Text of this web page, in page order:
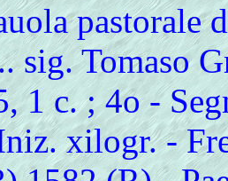
pastorale
sig. Tomaso
1 c. ; 4o -
xilogr. -